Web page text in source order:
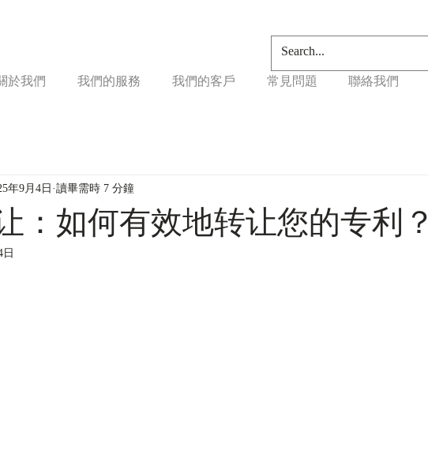
於我們 我們的服務 我們的客戶 常見問題 聯絡我們
：如何有效地转让您的专利？
年9月4日 讀畢需時 7 分鐘